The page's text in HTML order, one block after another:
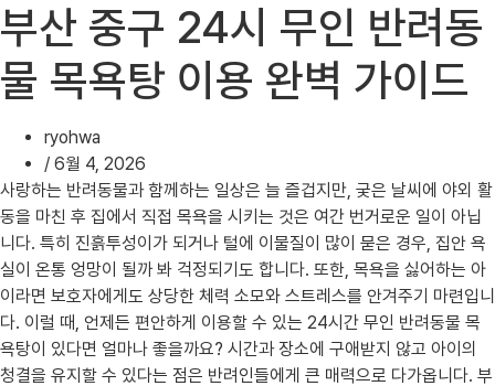
부산 중구 24시 무인 반려동
물 목욕탕 이용 완벽 가이드
ryohwa
/ 6월 4, 2026
사랑하는 반려동물과 함께하는 일상은 늘 즐겁지만, 궂은 날씨에 야외 활
동을 마친 후 집에서 직접 목욕을 시키는 것은 여간 번거로운 일이 아닙
니다. 특히 진흙투성이가 되거나 털에 이물질이 많이 묻은 경우, 집안 욕
실이 온통 엉망이 될까 봐 걱정되기도 합니다. 또한, 목욕을 싫어하는 아
이라면 보호자에게도 상당한 체력 소모와 스트레스를 안겨주기 마련입니
다. 이럴 때, 언제든 편안하게 이용할 수 있는 24시간 무인 반려동물 목
욕탕이 있다면 얼마나 좋을까요? 시간과 장소에 구애받지 않고 아이의
청결을 유지할 수 있다는 점은 반려인들에게 큰 매력으로 다가옵니다. 부